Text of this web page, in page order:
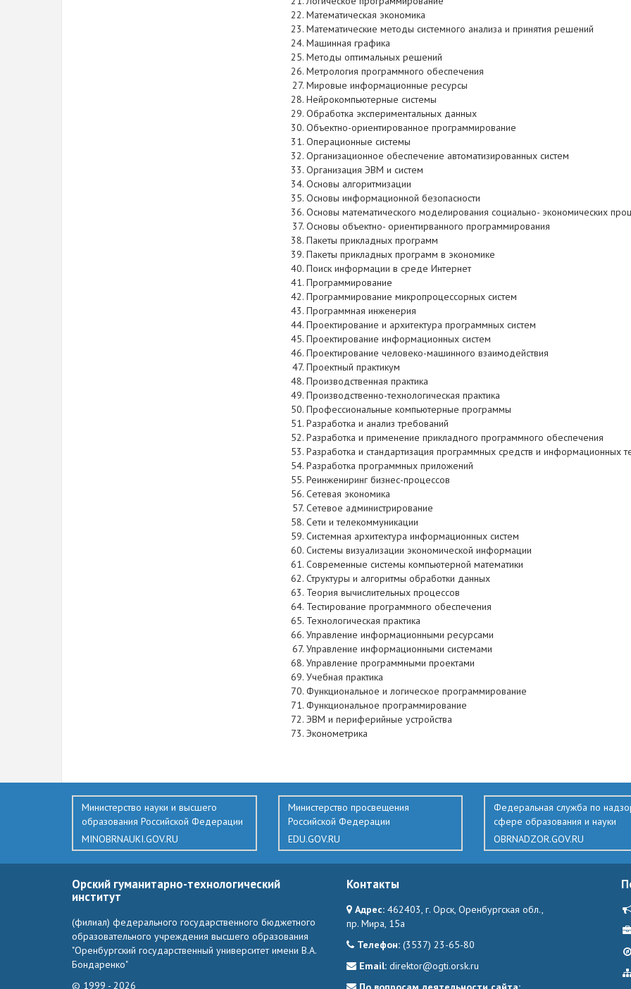
Математическая экономика
Математические методы системного анализа и принятия решений
Машинная графика
Методы оптимальных решений
Метрология программного обеспечения
Мировые информационные ресурсы
Нейрокомпьютерные системы
Обработка экспериментальных данных
Объектно-ориентированное программирование
Операционные системы
Организационное обеспечение автоматизированных систем
Организация ЭВМ и систем
Основы алгоритмизации
Основы информационной безопасности
Основы математического моделирования социально- экономических
Основы объектно- ориентирванного программирования
Пакеты прикладных программ
Пакеты прикладных программ в экономике
Поиск информации в среде Интернет
Программирование
Программирование микропроцессорных систем
Программная инженерия
Проектирование и архитектура программных систем
Проектирование информационных систем
Проектирование человеко-машинного взаимодействия
Проектный практикум
Производственная практика
Производственно-технологическая практика
Профессиональные компьютерные программы
Разработка и анализ требований
Разработка и применение прикладного программного обеспечения
Разработка и стандартизация программных средств и информационных
Разработка программных приложений
Реинжениринг бизнес-процессов
Сетевая экономика
Сетевое администрирование
Сети и телекоммуникации
Системная архитектура информационных систем
Системы визуализации экономической информации
Современные системы компьютерной математики
Структуры и алгоритмы обработки данных
Теория вычислительных процессов
Тестирование программного обеспечения
Технологическая практика
Управление информационными ресурсами
Управление информационными системами
Управление программными проектами
Учебная практика
Функциональное и логическое программирование
Функциональное программирование
ЭВМ и периферийные устройства
Эконометрика
Министерство науки и высшего
образования Российской Федерации
MINOBRNAUKI.GOV.RU
Министерство просвещения
Российской Федерации
EDU.GOV.RU
Федеральная служба по
сфере образования и науки
OBRNADZOR.GOV.RU
Орский гуманитарно-технологический
институт
(филиал) федерального государственного бюджетного
образовательного учреждения высшего образования
"Оренбургский государственный университет имени В.А.
Бондаренко"
© 1999 - 2026
Контакты
Адрес: 462403, г. Орск, Оренбургская обл.,
пр. Мира, 15а
Телефон: (3537) 23-65-80
Email: direktor@ogti.orsk.ru